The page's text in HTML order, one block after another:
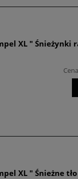
XL " Śnieżynki
XL " Śnieżne